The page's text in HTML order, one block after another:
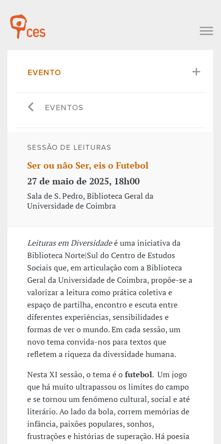
EVENTO
EVENTOS
SESSÃO DE LEITURAS
Ser ou não Ser, eis o Futebol
27 de maio de 2025, 18h00
Sala de S. Pedro, Biblioteca Geral da
Universidade de Coimbra
Leituras em Diversidadeé uma iniciativa da
Biblioteca Norte|Sul do Centro de Estudos
Sociais que, em articulação com a Biblioteca
Geral da Universidade de Coimbra, propõe-se a
valorizar a leitura como prática coletiva e
espaço de partilha, encontro e escuta entre
diferentes experiências, sensibilidades e
formas de ver o mundo. Em cada sessão, um
novo tema convida-nos para textos que
refletem a riqueza da diversidade humana.
Nesta XI sessão, o tema é ofutebol. Um jogo
que há muito ultrapassou os limites do campo
e se tornou um fenómeno cultural, social e até
literário. Ao lado da bola, correm memórias de
infância, paixões populares, sonhos,
frustrações e histórias de superação. Há poesia